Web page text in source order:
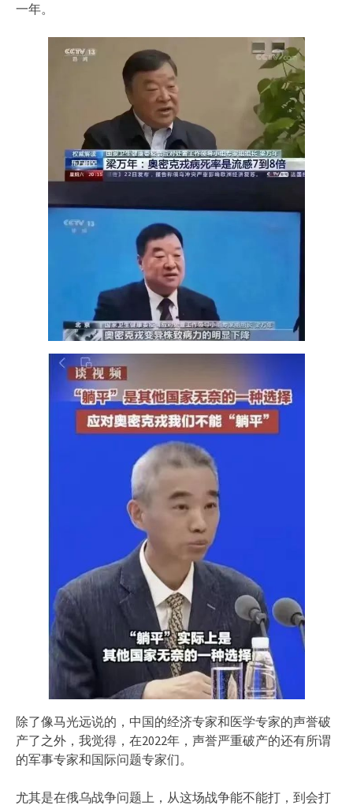
一年。
除了像马光远说的，中国的经济专家和医学专家的声誉破
产了之外，我觉得，在2022年，声誉严重破产的还有所谓
的军事专家和国际问题专家们。
尤其是在俄乌战争问题上，从这场战争能不能打，到会打